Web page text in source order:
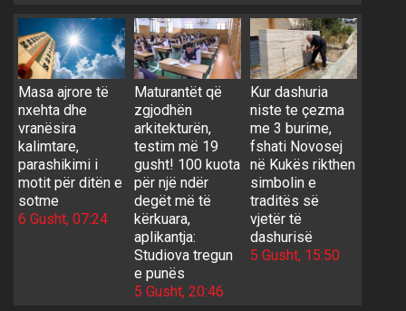
Masa ajrore të
nxehta dhe
vranësira
kalimtare,
parashikimi i
motit për ditën e
sotme
6 Gusht, 07:24
Maturantët që
zgjodhën
arkitekturën,
testim më 19
gusht! 100 kuota
për një ndër
degët më të
kërkuara,
aplikantja:
Studiova tregun
e punës
5 Gusht, 20:46
Kur dashuria
niste te çezma
me 3 burime,
fshati Novosej
në Kukës rikthen
simbolin e
traditës së
vjetër të
dashurisë
5 Gusht, 15:50